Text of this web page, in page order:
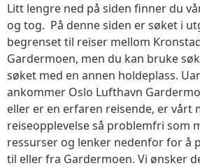
Litt lengre ned på siden finner du
og tog. På denne siden er søket i
begrenset til reiser mellom
Gardermoen, men du kan bruke
søket med en annen holdeplass.
ankommer Oslo Lufthavn
eller er en erfaren reisende, er vårt
reiseopplevelse så problemfri som
ressurser og lenker nedenfor for å
til eller fra Gardermoen. Vi ønsker